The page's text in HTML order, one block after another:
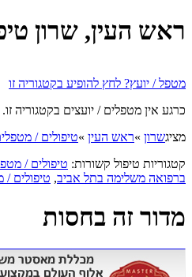
ראש העין, שרון
מטפל / יועץ? לחץ להופיע בקטגוריה זו
כרגע אין מטפלים / יועצים בקטגוריה
מציגשרון »ראש העין »טיפולים /
קטגוריות טיפול קשורות: טיפולים /
ברפואה משלימה בתל אביב, טיפולים
מדור זה בחסות